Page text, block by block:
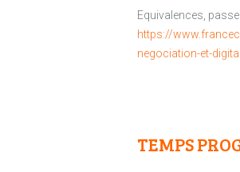
Equivalences,
https://
negociation-et-
TEMPS